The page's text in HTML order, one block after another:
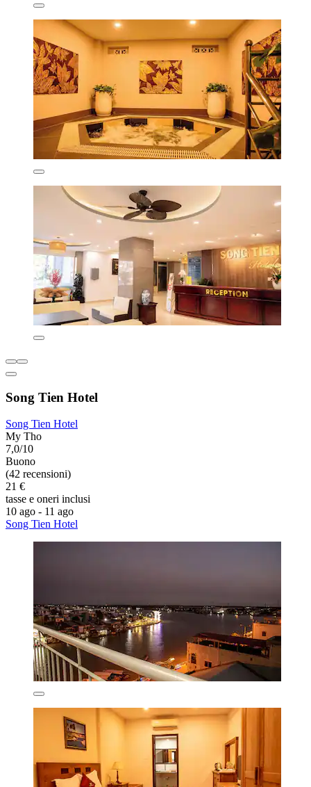
Song Tien Hotel
Song Tien Hotel
My Tho
7,0/10
Buono
(42 recensioni)
21 €
tasse e oneri inclusi
10 ago - 11 ago
Song Tien Hotel